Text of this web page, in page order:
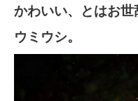
かわいい、とはお
ウミウシ。